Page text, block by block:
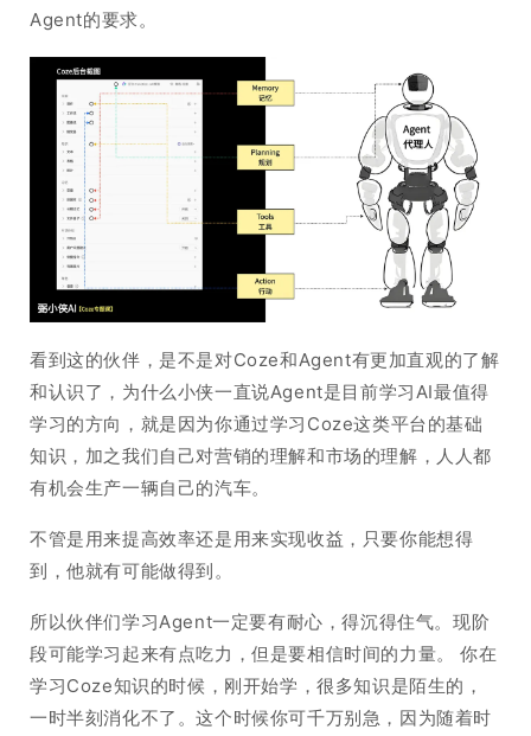
Agent的要求。
看到这的伙伴，是不是对Coze和Agent有更加直观的了解
和认识了，为什么小侠一直说Agent是目前学习AI最值得
学习的方向，就是因为你通过学习Coze这类平台的基础
知识，加之我们自己对营销的理解和市场的理解，人人都
有机会生产一辆自己的汽车。
不管是用来提高效率还是用来实现收益，只要你能想得
到，他就有可能做得到。
所以伙伴们学习Agent一定要有耐心，得沉得住气。现阶
段可能学习起来有点吃力，但是要相信时间的力量。 你在
学习Coze知识的时候，刚开始学，很多知识是陌生的，
一时半刻消化不了。这个时候你可千万别急，因为随着时